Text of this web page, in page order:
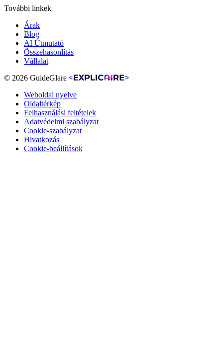
További linkek
Árak
Blog
AI Útmutató
Összehasonlítás
Vállalat
© 2026 GuideGlare
Weboldal nyelve
Oldaltérkép
Felhasználási feltételek
Adatvédelmi szabályzat
Cookie-szabályzat
Hivatkozás
Cookie-beállítások